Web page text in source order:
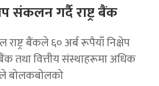
संकलन गर्दै राष्ट्र बैंक
राष्ट्र बैंकले ६० अर्ब रूपैयाँ निक्षेप
तथा वित्तीय संस्थाहरूमा अधिक
बोलकबोलको